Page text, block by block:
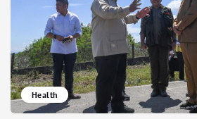
Health